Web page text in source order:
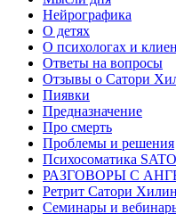
Нейрографика
О детях
О психологах и
Ответы на вопросы
Отзывы о Сатори
Пиявки
Предназначение
Про смерть
Проблемы и решения
Психосоматика
РАЗГОВОРЫ С
Ретрит Сатори
Семинары и